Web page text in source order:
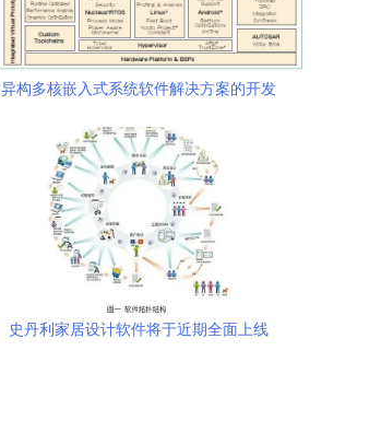
异构多核嵌入式系统软件解决方案的开发
史丹利家居设计软件将于近期全面上线